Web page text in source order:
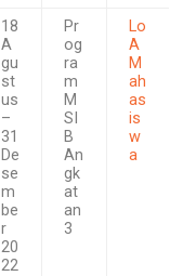
18
A
gu
st
us
–
31
De
se
m
be
r
20
22
Pr
og
ra
m
M
SI
B
An
gk
at
an
3
Lo
A
M
ah
as
is
w
a